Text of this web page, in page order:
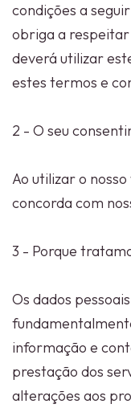
condições a
obriga a
deverá utilizar
estes termos e
2 - O seu
Ao utilizar o
concorda com
3 - Porque
Os dados
informação e
prestação dos
alterações aos